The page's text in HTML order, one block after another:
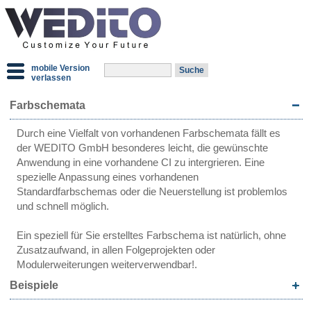
mobile Version
verlassen
Farbschemata
Durch eine Vielfalt von vorhandenen Farbschemata fällt es
der WEDITO GmbH besonderes leicht, die gewünschte
Anwendung in eine vorhandene CI zu intergrieren. Eine
spezielle Anpassung eines vorhandenen
Standardfarbschemas oder die Neuerstellung ist problemlos
und schnell möglich.
Ein speziell für Sie erstelltes Farbschema ist natürlich, ohne
Zusatzaufwand, in allen Folgeprojekten oder
Modulerweiterungen weiterverwendbar!.
Beispiele